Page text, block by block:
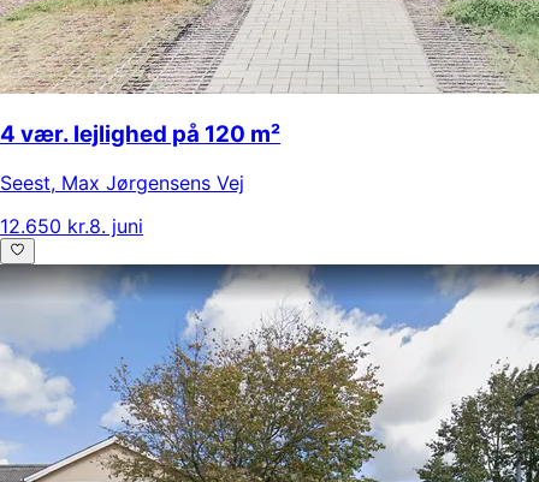
4 vær. lejlighed på 120 m²
Seest, Max Jørgensens Vej
12.650 kr.8. juni